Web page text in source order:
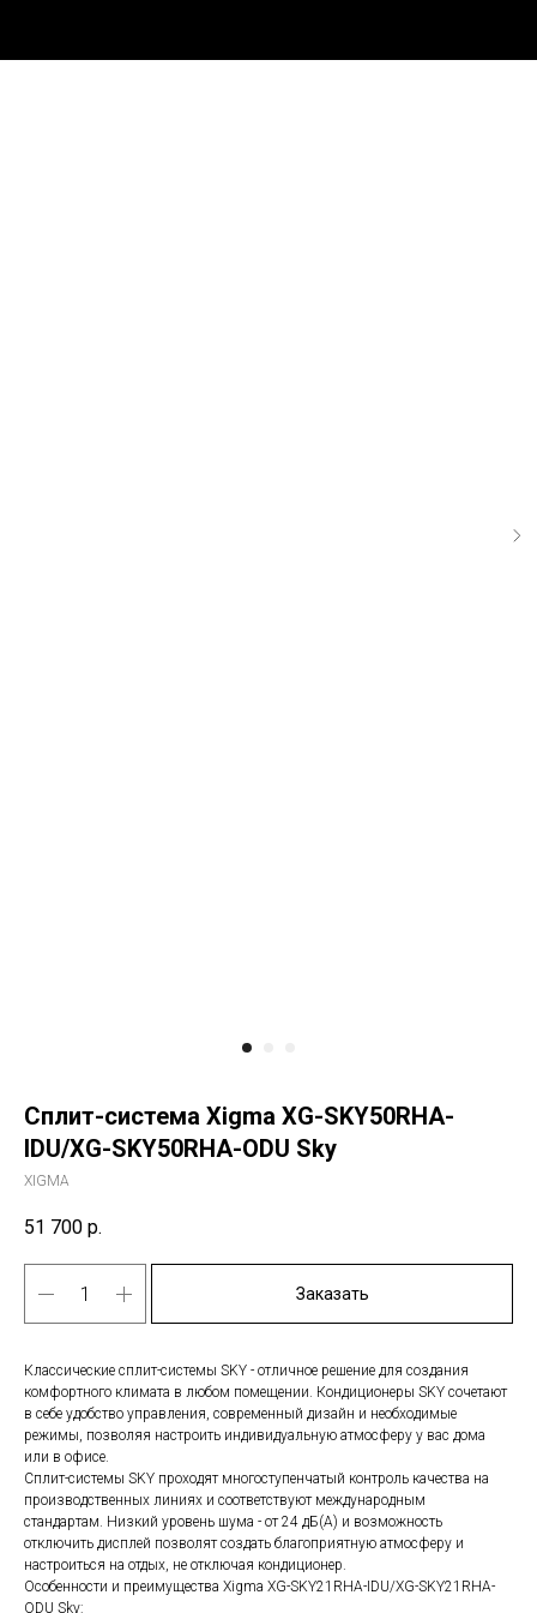
Сплит-система Xigma XG-SKY50RHA-
IDU/XG-SKY50RHA-ODU Sky
XIGMA
51 700 р.
Заказать
Классические сплит-системы SKY - отличное решение для создания
комфортного климата в любом помещении. Кондиционеры SKY сочетают
в себе удобство управления, современный дизайн и необходимые
режимы, позволяя настроить индивидуальную атмосферу у вас дома
или в офисе.
Сплит-системы SKY проходят многоступенчатый контроль качества на
производственных линиях и соответствуют международным
стандартам. Низкий уровень шума - от 24 дБ(А) и возможность
отключить дисплей позволят создать благоприятную атмосферу и
настроиться на отдых, не отключая кондиционер.
Особенности и преимущества Xigma XG-SKY21RHA-IDU/XG-SKY21RHA-
ODU Sky: